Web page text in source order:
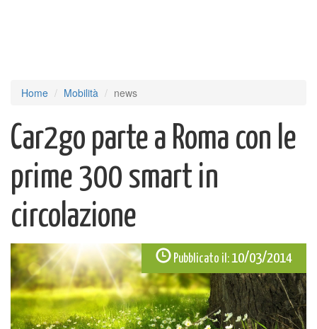
Home Mobilità news
Car2go parte a Roma con le
prime 300 smart in
circolazione
Pubblicato il:10/03/2014